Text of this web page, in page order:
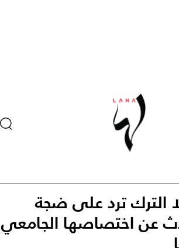
الترك ترد على ضجة
عن اختصاصها الجامعي